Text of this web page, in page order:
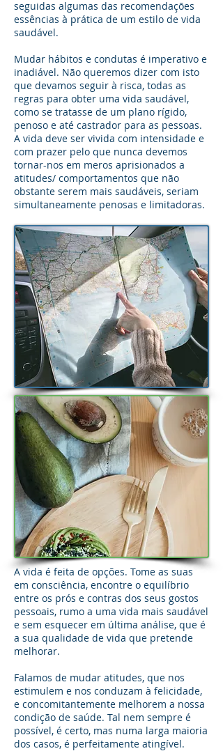
seguidas algumas das recomendações
essências à prática de um estilo de vida
saudável.
Mudar hábitos e condutas é imperativo e
inadiável. Não queremos dizer com isto
que devamos seguir à risca, todas as
regras para obter uma vida saudável,
como se tratasse de um plano rígido,
penoso e até castrador para as pessoas.
A vida deve ser vivida com intensidade e
com prazer pelo que nunca devemos
tornar-nos em meros aprisionados a
atitudes/ comportamentos que não
obstante serem mais saudáveis, seriam
simultaneamente penosas e limitadoras.
A vida é feita de opções. Tome as suas
em consciência, encontre o equilíbrio
entre os prós e contras dos seus gostos
pessoais, rumo a uma vida mais saudável
e sem esquecer em última análise, que é
a sua qualidade de vida que pretende
melhorar.
Falamos de mudar atitudes, que nos
estimulem e nos conduzam à felicidade,
e concomitantemente melhorem a nossa
condição de saúde. Tal nem sempre é
possível, é certo, mas numa larga maioria
dos casos, é perfeitamente atingível.